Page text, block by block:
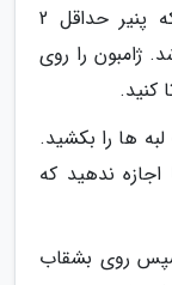
در مرکز قرار دهید، مطمئن شوید که پنیر حداقل 2
ژامبون را روی
کنید.
ها را بکشید.
اجازه ندهید که
روی بشقاب